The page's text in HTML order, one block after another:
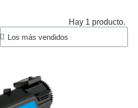
Hay 1 producto.